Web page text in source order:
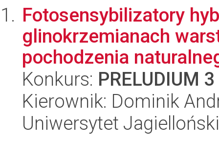
Fotosensybilizatory
glinokrzemianach
pochodzenia
Konkurs: PRELUDIUM 3
Kierownik: Dominik
Uniwersytet